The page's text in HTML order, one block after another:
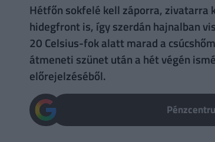
Hétfőn sokfelé kell záporra, zivatarra
hidegfront is, így szerdán hajnalban
20 Celsius-fok alatt marad a
átmeneti szünet után a hét végén
előrejelzéséből.